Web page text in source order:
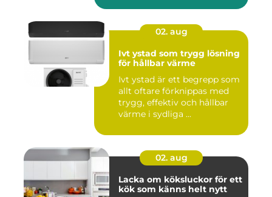
02. aug
Ivt ystad som trygg lösning
för hållbar värme
Ivt ystad är ett begrepp som
allt oftare förknippas med
trygg, effektiv och hållbar
värme i sydliga ...
02. aug
Lacka om köksluckor för ett
kök som känns helt nytt